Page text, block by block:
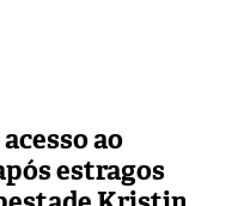
ao
estragos